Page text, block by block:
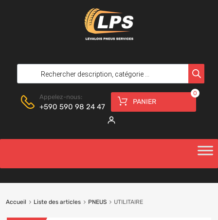
Appelez-nous:
+590 590 98 24 47
PANIER
0
Accueil Liste des articles PNEUS UTILITAIRE